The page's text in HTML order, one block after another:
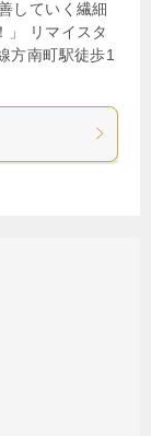
していく繊細
」 リマイスタ
南町駅徒歩1